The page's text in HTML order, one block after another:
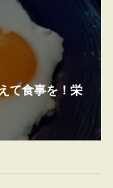
て食事を！栄